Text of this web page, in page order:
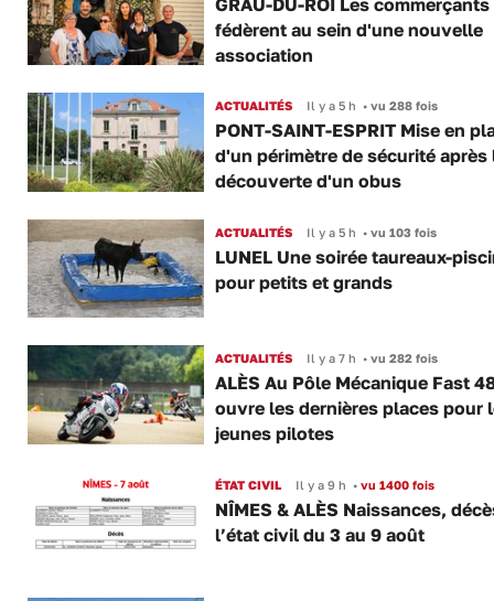
GRAU-DU-ROI Les commerçants
fédèrent au sein d'une nouvelle
association
ACTUALITÉS Il y a 5 h •vu 288 fois
PONT-SAINT-ESPRIT Mise en
d'un périmètre de sécurité après
découverte d'un obus
ACTUALITÉS Il y a 5 h •vu 103 fois
LUNEL Une soirée taureaux-
pour petits et grands
ACTUALITÉS Il y a 7 h •vu 282 fois
ALÈS Au Pôle Mécanique Fast
ouvre les dernières places pour
jeunes pilotes
ÉTAT CIVIL Il y a 9 h •vu 1400 fois
NÎMES & ALÈS Naissances,
l’état civil du 3 au 9 août